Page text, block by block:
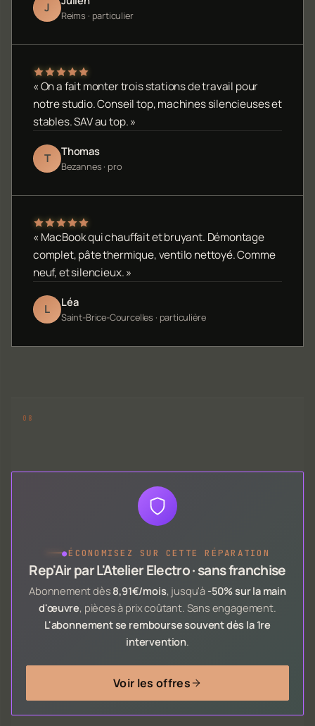
J
Reims · particulier
« On a fait monter trois stations de travail pour
notre studio. Conseil top, machines silencieuses et
stables. SAV au top. »
T Thomas
Bezannes · pro
« MacBook qui chauffait et bruyant. Démontage
complet, pâte thermique, ventilo nettoyé. Comme
neuf, et silencieux. »
L Léa
Saint-Brice-Courcelles · particulière
●ÉCONOMISEZ SUR CETTE RÉPARATION
Rep'Air par L'Atelier Electro · sans franchise
Abonnement dès 8,91€/mois, jusqu'à -50% sur la main
d'œuvre, pièces à prix coûtant. Sans engagement.
L'abonnement se rembourse souvent dès la 1re
intervention.
Voir les offres